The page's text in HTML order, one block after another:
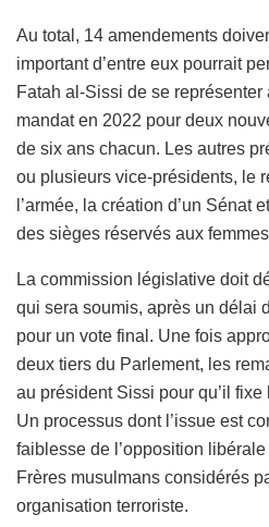
Au total, 14 amendements
important d’entre eux pourrait
Fatah al-Sissi de se
mandat en 2022 pour deux
de six ans chacun. Les autres
ou plusieurs vice-présidents, le
l’armée, la création d’un Sénat
des sièges réservés aux
La commission législative doit
qui sera soumis, après un délai
pour un vote final. Une fois
deux tiers du Parlement, les
au président Sissi pour qu’il fixe
Un processus dont l’issue est
faiblesse de l’opposition
Frères musulmans considérés
organisation terroriste.